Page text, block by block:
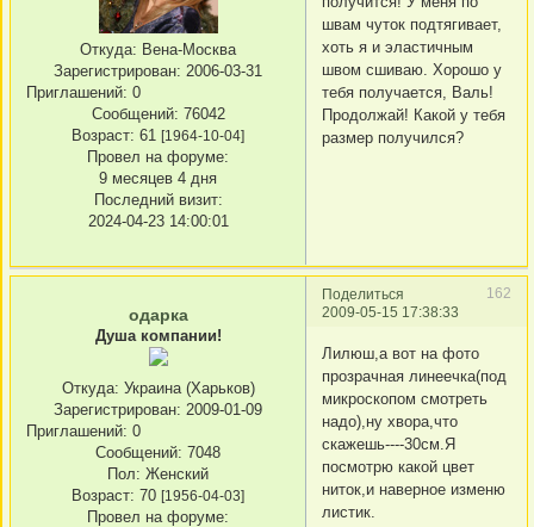
Откуда: Вена-Москва
Зарегистрирован: 2006-03-31
Приглашений: 0
Сообщений: 76042
Возраст: 61 [1964-10-04]
Провел на форуме:
9 месяцев 4 дня
Последний визит:
2024-04-23 14:00:01
швам чуток подтягивает,
хоть я и эластичным
швом сшиваю. Хорошо у
тебя получается, Валь!
Продолжай! Какой у тебя
размер получился?
Поделиться
162
2009-05-15 17:38:33
одарка
Душа компании!
Откуда: Украина (Харьков)
Зарегистрирован: 2009-01-09
Приглашений: 0
Сообщений: 7048
Пол: Женский
Возраст: 70 [1956-04-03]
Провел на форуме:
Лилюш,а вот на фото
прозрачная линеечка(под
микроскопом смотреть
надо),ну хвора,что
скажешь----30см.Я
посмотрю какой цвет
ниток,и наверное изменю
листик.